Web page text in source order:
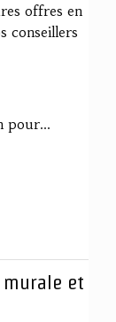
offres en
conseillers
pour...
et